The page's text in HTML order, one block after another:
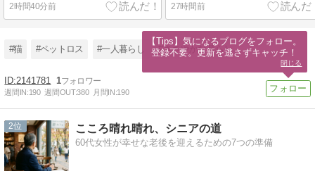
2時間40分前 27時間前
#猫 #ペットロス #一人暮らし #ささやかな暮らし
2141781 1
週間IN:190 週間OUT:380 月間IN:190
2 こころ晴れ晴れ、シニアの道
60代女性が幸せな老後を迎えるための7つの準備
【Tips】気になるブログをフォロー。
登録不要。更新を逃さずキャッチ！
閉じる